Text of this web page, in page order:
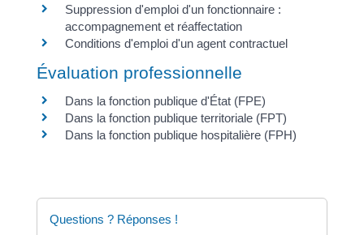
Suppression d'emploi d'un fonctionnaire :
accompagnement et réaffectation
Conditions d'emploi d'un agent contractuel
Évaluation professionnelle
Dans la fonction publique d'État (FPE)
Dans la fonction publique territoriale (FPT)
Dans la fonction publique hospitalière (FPH)
Questions ? Réponses !